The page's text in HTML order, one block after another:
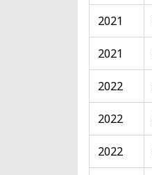
2021
2021
2022
2022
2022